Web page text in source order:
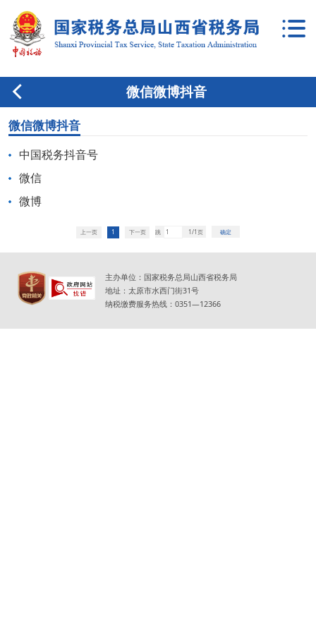
微信微博抖音
微信微博抖音
中国税务抖音号
微信
微博
上一页 1 下一页 跳 1/1页 确定
主办单位：国家税务总局山西省税务局
地址：太原市水西门街31号
纳税缴费服务热线：0351—12366